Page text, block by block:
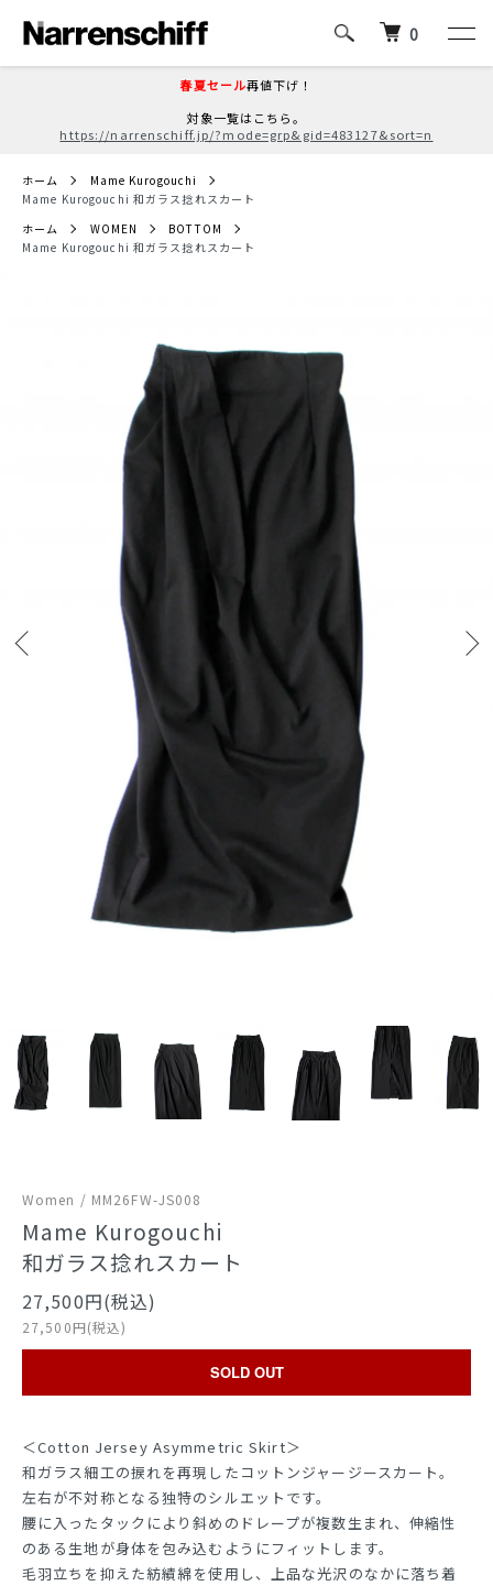
春夏セール再値下げ！
対象一覧はこちら。
https://narrenschiff.jp/?mode=grp&gid=483127&sort=n
0
ホーム
Mame Kurogouchi
Mame Kurogouchi 和ガラス捻れスカート
ホーム
WOMEN
BOTTOM
Mame Kurogouchi 和ガラス捻れスカート
Women / MM26FW-JS008
Mame Kurogouchi
和ガラス捻れスカート
27,500円(税込)
27,500円(税込)
SOLD OUT
＜Cotton Jersey Asymmetric Skirt＞
和ガラス細工の捩れを再現したコットンジャージースカート。
左右が不対称となる独特のシルエットです。
腰に入ったタックにより斜めのドレープが複数生まれ、伸縮性
のある生地が身体を包み込むようにフィットします。
毛羽立ちを抑えた紡績綿を使用し、上品な光沢のなかに落ち着